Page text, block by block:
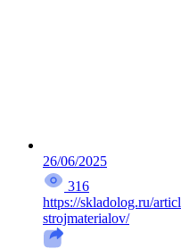
26/06/2025
316
https://skladolog.ru/
strojmaterialov/